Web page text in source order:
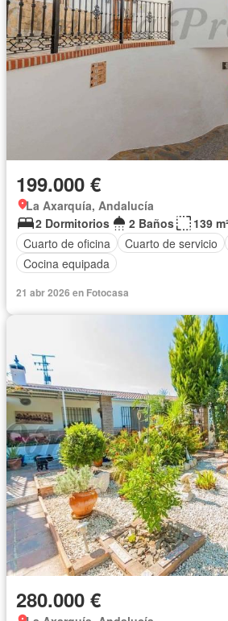
199.000 €
La Axarquía, Andalucía
2 Dormitorios
2 Baños
139
Cuarto de oficina
Cuarto de servicio
Cocina equipada
21 abr 2026 en Fotocasa
280.000 €